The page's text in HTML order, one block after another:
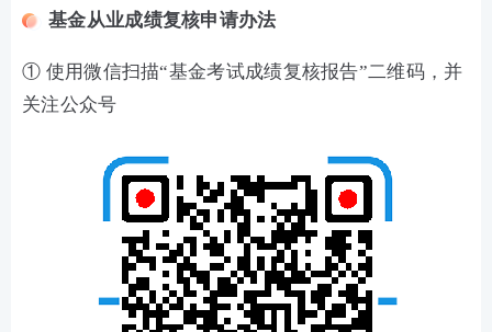
基金从业成绩复核申请办法
① 使用微信扫描“基金考试成绩复核报告”二维码，并
关注公众号